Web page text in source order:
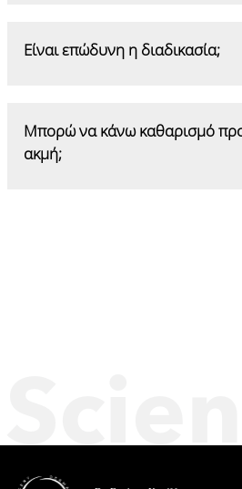
Είναι επώδυνη η διαδικασία;
Μπορώ να κάνω καθαρισμό
ακμή;